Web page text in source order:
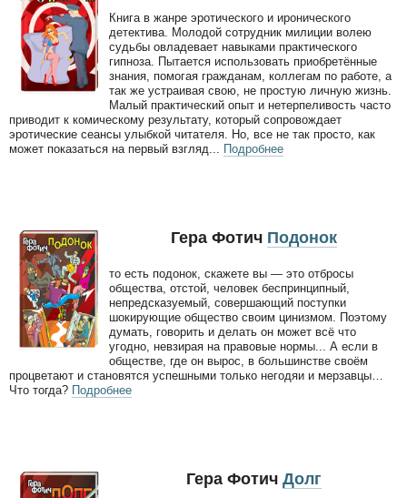
Книга в жанре эротического и иронического
детектива. Молодой сотрудник милиции волею
судьбы овладевает навыками практического
гипноза. Пытается использовать приобретённые
знания, помогая гражданам, коллегам по работе, а
так же устраивая свою, не простую личную жизнь.
Малый практический опыт и нетерпеливость часто
приводит к комическому результату, который сопровождает
эротические сеансы улыбкой читателя. Но, все не так просто, как
может показаться на первый взгляд...
Подробнее
Гера Фотич Подонок
то есть подонок, скажете вы — это отбросы
общества, отстой, человек беспринципный,
непредсказуемый, совершающий поступки
шокирующие общество своим цинизмом. Поэтому
думать, говорить и делать он может всё что
угодно, невзирая на правовые нормы... А если в
обществе, где он вырос, в большинстве своём
процветают и становятся успешными только негодяи и мерзавцы…
Что тогда? Подробнее
Гера Фотич Долг